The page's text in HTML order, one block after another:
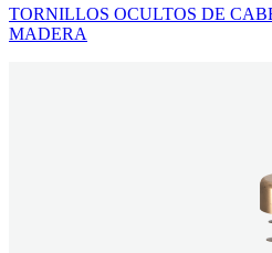
TORNILLOS OCULTOS DE
MADERA